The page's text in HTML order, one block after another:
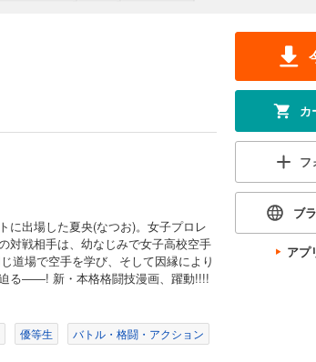
に出場した夏央(なつお)。女子プロレ
対戦相手は、幼なじみで女子高校空手
道場で空手を学び、そして因縁により
る――! 新・本格格闘技漫画、躍動!!!!
カ
フ
ブ
アプ
優等生 バトル・格闘・アクション